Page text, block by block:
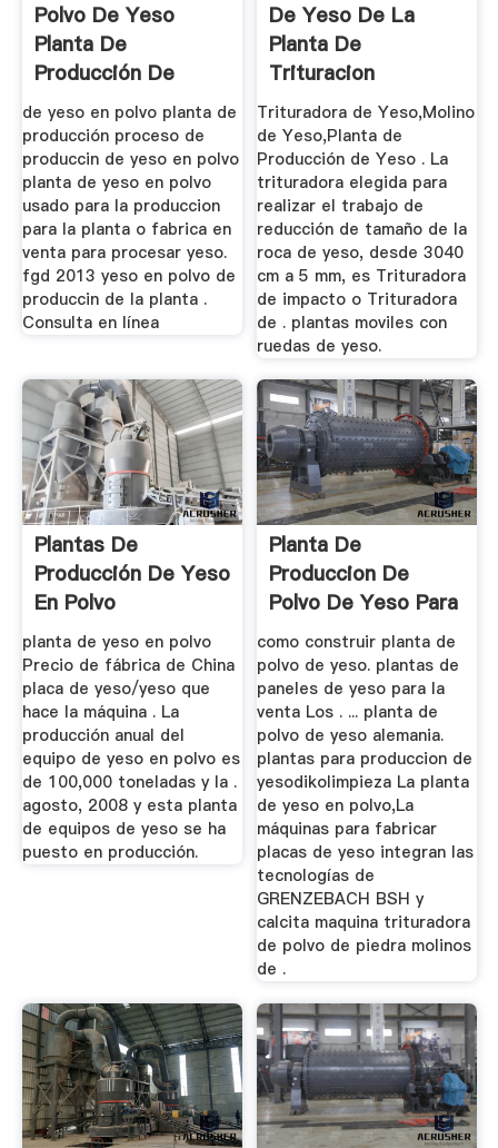
Polvo De Yeso
Planta De
Producción De
de yeso en polvo planta de
producción proceso de
produccin de yeso en polvo
planta de yeso en polvo
usado para la produccion
para la planta o fabrica en
venta para procesar yeso.
fgd 2013 yeso en polvo de
produccin de la planta .
Consulta en línea
De Yeso De La
Planta De
Trituracion
Trituradora de Yeso,Molino
de Yeso,Planta de
Producción de Yeso . La
trituradora elegida para
realizar el trabajo de
reducción de tamaño de la
roca de yeso, desde 3040
cm a 5 mm, es Trituradora
de impacto o Trituradora
de . plantas moviles con
ruedas de yeso.
Plantas De
Producción De Yeso
En Polvo
planta de yeso en polvo
Precio de fábrica de China
placa de yeso/yeso que
hace la máquina . La
producción anual del
equipo de yeso en polvo es
de 100,000 toneladas y la .
agosto, 2008 y esta planta
de equipos de yeso se ha
puesto en producción.
Planta De
Produccion De
Polvo De Yeso Para
La Venta
como construir planta de
polvo de yeso. plantas de
paneles de yeso para la
venta Los . ... planta de
polvo de yeso alemania.
plantas para produccion de
yesodikolimpieza La planta
de yeso en polvo,La
máquinas para fabricar
placas de yeso integran las
tecnologías de
GRENZEBACH BSH y
calcita maquina trituradora
de polvo de piedra molinos
de .